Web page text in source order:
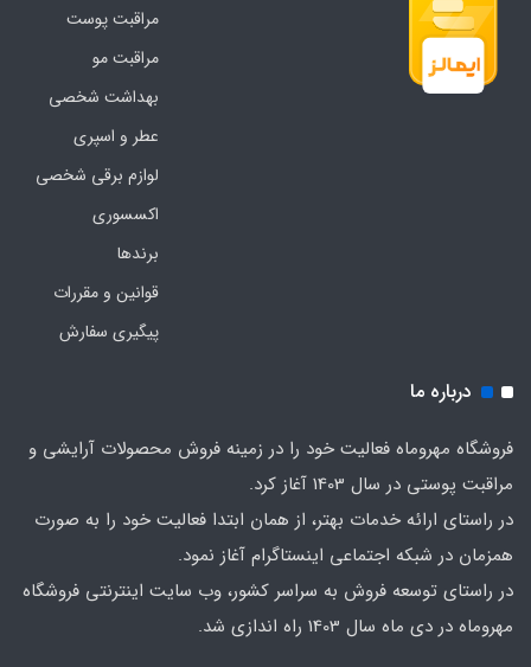
مراقبت پوست
مراقبت مو
بهداشت شخصی
عطر و اسپری
لوازم برقی شخصی
اکسسوری
برندها
قوانین و مقررات
پیگیری سفارش
درباره ما
فروشگاه مهروماه فعالیت خود را در زمینه فروش محصولات آرایشی و
مراقبت پوستی در سال 1403 آغاز کرد.
در راستای ارائه خدمات بهتر، از همان ابتدا فعالیت خود را به صورت
همزمان در شبکه اجتماعی اینستاگرام آغاز نمود.
در راستای توسعه فروش به سراسر کشور، وب سایت اینترنتی فروشگاه
مهروماه در دی ماه سال 1403 راه اندازی شد.